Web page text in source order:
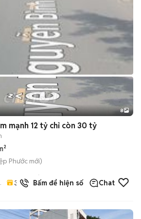
+2
8
mạnh 12 tỷ chỉ còn 30 tỷ
Phước mới)
3.6
đã
bán
Bấm để hiện số Chat